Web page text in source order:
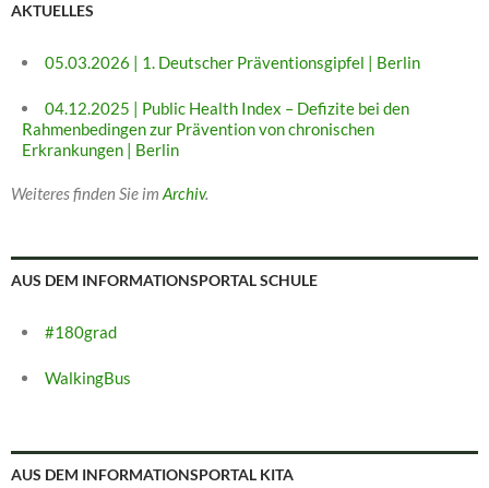
AKTUELLES
05.03.2026 | 1. Deutscher Präventionsgipfel | Berlin
04.12.2025 | Public Health Index – Defizite bei den
Rahmenbedingen zur Prävention von chronischen
Erkrankungen | Berlin
Weiteres finden Sie im Archiv.
AUS DEM INFORMATIONSPORTAL SCHULE
#180grad
WalkingBus
AUS DEM INFORMATIONSPORTAL KITA